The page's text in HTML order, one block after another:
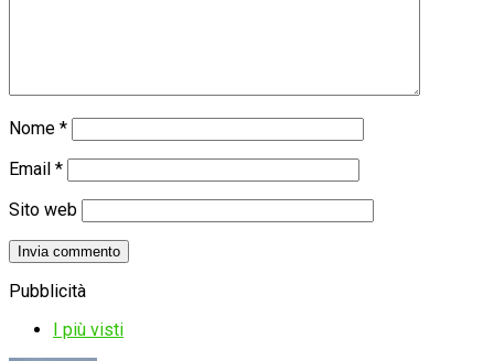
Nome *
Email *
Sito web
Pubblicità
I più visti